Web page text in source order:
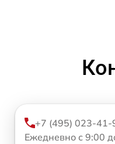
+7 (495) 023-41-
Ежедневно с 9:00